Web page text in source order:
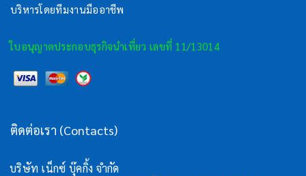
บริหารโดยทีมงานมืออาชีพ
ใบอนุญาตประกอบธุรกิจนำเที่ยว เลขที่ 11/13014
ติดต่อเรา (Contacts)
บริษัท เน็กซ์ บุ๊คกิ้ง จำกัด